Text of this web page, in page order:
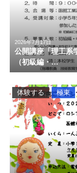
2026年7月17日
公開講座「理工系
（初級編・…
体験する 極東